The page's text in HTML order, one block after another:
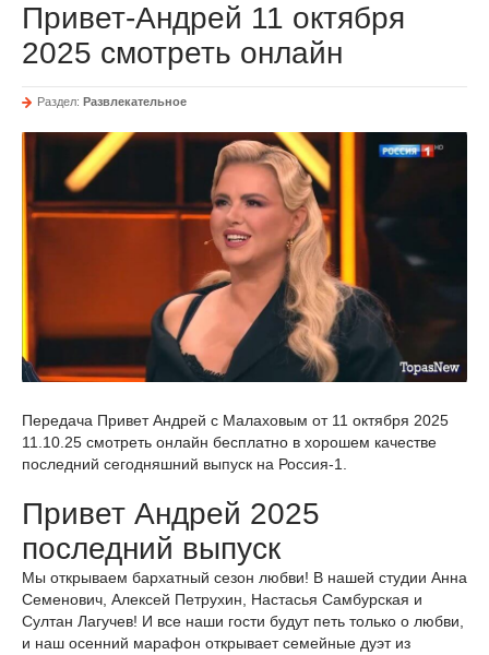
Привет-Андрей 11 октября
2025 смотреть онлайн
Раздел: Развлекательное
Передача Привет Андрей с Малаховым от 11 октября 2025
11.10.25 смотреть онлайн бесплатно в хорошем качестве
последний сегодняшний выпуск на Россия-1.
Привет Андрей 2025
последний выпуск
Мы открываем бархатный сезон любви! В нашей студии Анна
Семенович, Алексей Петрухин, Настасья Самбурская и
Султан Лагучев! И все наши гости будут петь только о любви,
и наш осенний марафон открывает семейные дуэт из